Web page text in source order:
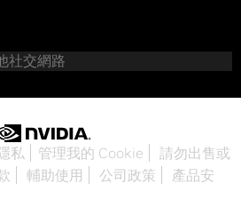
社交網路
私 管理我的 Cookie
請勿出售或
輔助使用 公司政策
產品安